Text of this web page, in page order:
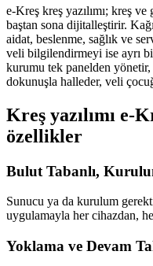
e-Kreş kreş yazılımı; kreş
baştan sona dijitalleştirir.
aidat, beslenme, sağlık ve
veli bilgilendirmeyi ise ayrı
kurumu tek panelden
dokunuşla halleder, veli
Kreş yazılımı e-
özellikler
Bulut Tabanlı,
Sunucu ya da kurulum
uygulamayla her cihazdan,
Yoklama ve Devam